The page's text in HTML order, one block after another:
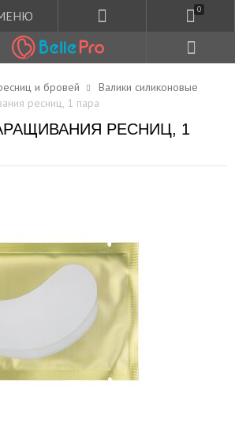
0
и бровей
Валики силиконовые
ресниц, 1 пара
РЕСНИЦ, 1